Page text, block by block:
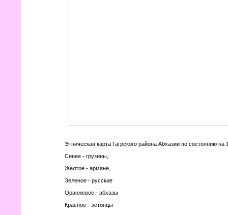
Этническая карта Гагрского района Абхазии по состоянию на
Синее - грузины,
Желтое - армяне,
Зеленое - русские
Оранжевое - абхазы
Красное - эстонцы